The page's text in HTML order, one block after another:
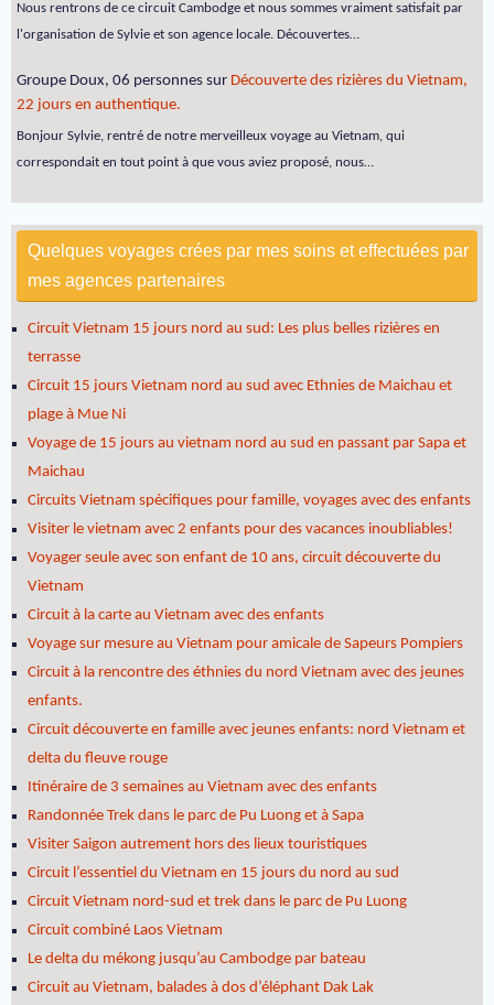
Nous rentrons de ce circuit Cambodge et nous sommes vraiment satisfait par
l'organisation de Sylvie et son agence locale. Découvertes…
Groupe Doux, 06 personnes sur Découverte des rizières du Vietnam,
22 jours en authentique.
Bonjour Sylvie, rentré de notre merveilleux voyage au Vietnam, qui
correspondait en tout point à que vous aviez proposé, nous…
Quelques voyages crées par mes soins et effectuées par
mes agences partenaires
Circuit Vietnam 15 jours nord au sud: Les plus belles rizières en
terrasse
Circuit 15 jours Vietnam nord au sud avec Ethnies de Maichau et
plage à Mue Ni
Voyage de 15 jours au vietnam nord au sud en passant par Sapa et
Maichau
Circuits Vietnam spécifiques pour famille, voyages avec des enfants
Visiter le vietnam avec 2 enfants pour des vacances inoubliables!
Voyager seule avec son enfant de 10 ans, circuit découverte du
Vietnam
Circuit à la carte au Vietnam avec des enfants
Voyage sur mesure au Vietnam pour amicale de Sapeurs Pompiers
Circuit à la rencontre des éthnies du nord Vietnam avec des jeunes
enfants.
Circuit découverte en famille avec jeunes enfants: nord Vietnam et
delta du fleuve rouge
Itinéraire de 3 semaines au Vietnam avec des enfants
Randonnée Trek dans le parc de Pu Luong et à Sapa
Visiter Saigon autrement hors des lieux touristiques
Circuit l’essentiel du Vietnam en 15 jours du nord au sud
Circuit Vietnam nord-sud et trek dans le parc de Pu Luong
Circuit combiné Laos Vietnam
Le delta du mékong jusqu’au Cambodge par bateau
Circuit au Vietnam, balades à dos d’éléphant Dak Lak